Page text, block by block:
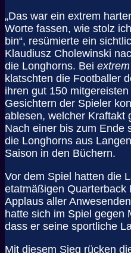
„Das war ein extrem
Worte fassen, wie stolz
bin“, resümierte ein
Klaudiusz Cholewinski
die Longhorns. Bei
klatschten die Footballer
ihren gut 150
Gesichtern der Spieler
ablesen, welcher Kraftakt
Nach einer bis zum Ende
die Longhorns aus
Saison in den Büchern.
Vor dem Spiel hatten die
etatmäßigen Quarterback
Applaus aller
hatte sich im Spiel gegen
dass er seine sportliche
Mit diesem Sieg rücken